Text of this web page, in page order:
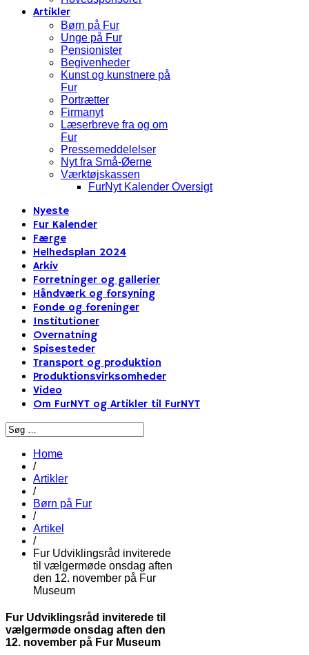
Artikler
Børn på Fur
Unge på Fur
Pensionister
Begivenheder
Kunst og kunstnere på
Fur
Portrætter
Firmanyt
Læserbreve fra og om
Fur
Pressemeddelelser
Nyt fra Små-Øerne
Værktøjskassen
FurNyt Kalender Oversigt
Nyeste
Fur Kalender
Færge
Helhedsplan 2024
Arkiv
Forretninger og gallerier
Håndværk og forsyning
Fonde og foreninger
Institutioner
Overnatning
Spisesteder
Transport og produktion
Produktionsvirksomheder
Video
Om FurNYT og Artikler til FurNYT
Home
/
Artikler
/
Børn på Fur
/
Artikel
/
Fur Udviklingsråd inviterede
til vælgermøde onsdag aften
den 12. november på Fur
Museum
Fur Udviklingsråd inviterede til
vælgermøde onsdag aften den
12. november på Fur Museum